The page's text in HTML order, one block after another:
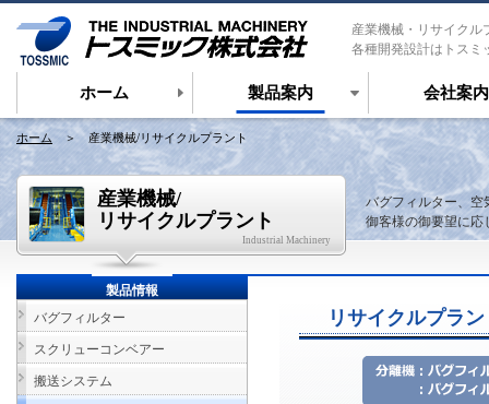
産業機械・リサイクル
各種開発設計はトスミ
ホーム 製品案内 会社案内
ホーム ＞ 産業機械/リサイクルプラント
産業機械/
リサイクルプラント
Industrial Machinery
バグフィルター、空
御客様の御要望に応
リサイクルプラ
製品情報
バグフィルター
スクリューコンベアー
搬送システム